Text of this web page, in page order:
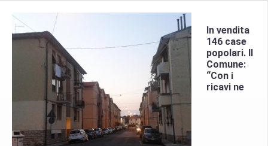
In vendita
146 case
popolari. Il
Comune:
“Con i
ricavi ne